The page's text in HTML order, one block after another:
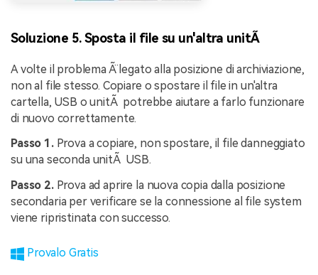
Soluzione 5. Sposta il file su un'altra unitÃ
A volte il problema Ã¨ legato alla posizione di archiviazione,
non al file stesso. Copiare o spostare il file in un'altra
cartella, USB o unitÃ potrebbe aiutare a farlo funzionare
di nuovo correttamente.
Passo 1.Prova a copiare, non spostare, il file danneggiato
su una seconda unitÃ USB.
Passo 2.Prova ad aprire la nuova copia dalla posizione
secondaria per verificare se la connessione al file system
viene ripristinata con successo.
Provalo Gratis